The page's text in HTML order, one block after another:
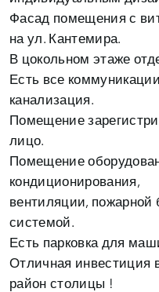
Фасад помещения с
на ул. Кантемира.
В цокольном этаже
Есть все
канализация.
Помещение
лицо.
Помещение
кондиционирования,
вентиляции, пожарной
системой.
Есть парковка для
Отличная инвестиция
район столицы !